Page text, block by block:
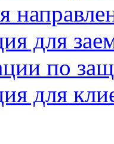
для
по
для